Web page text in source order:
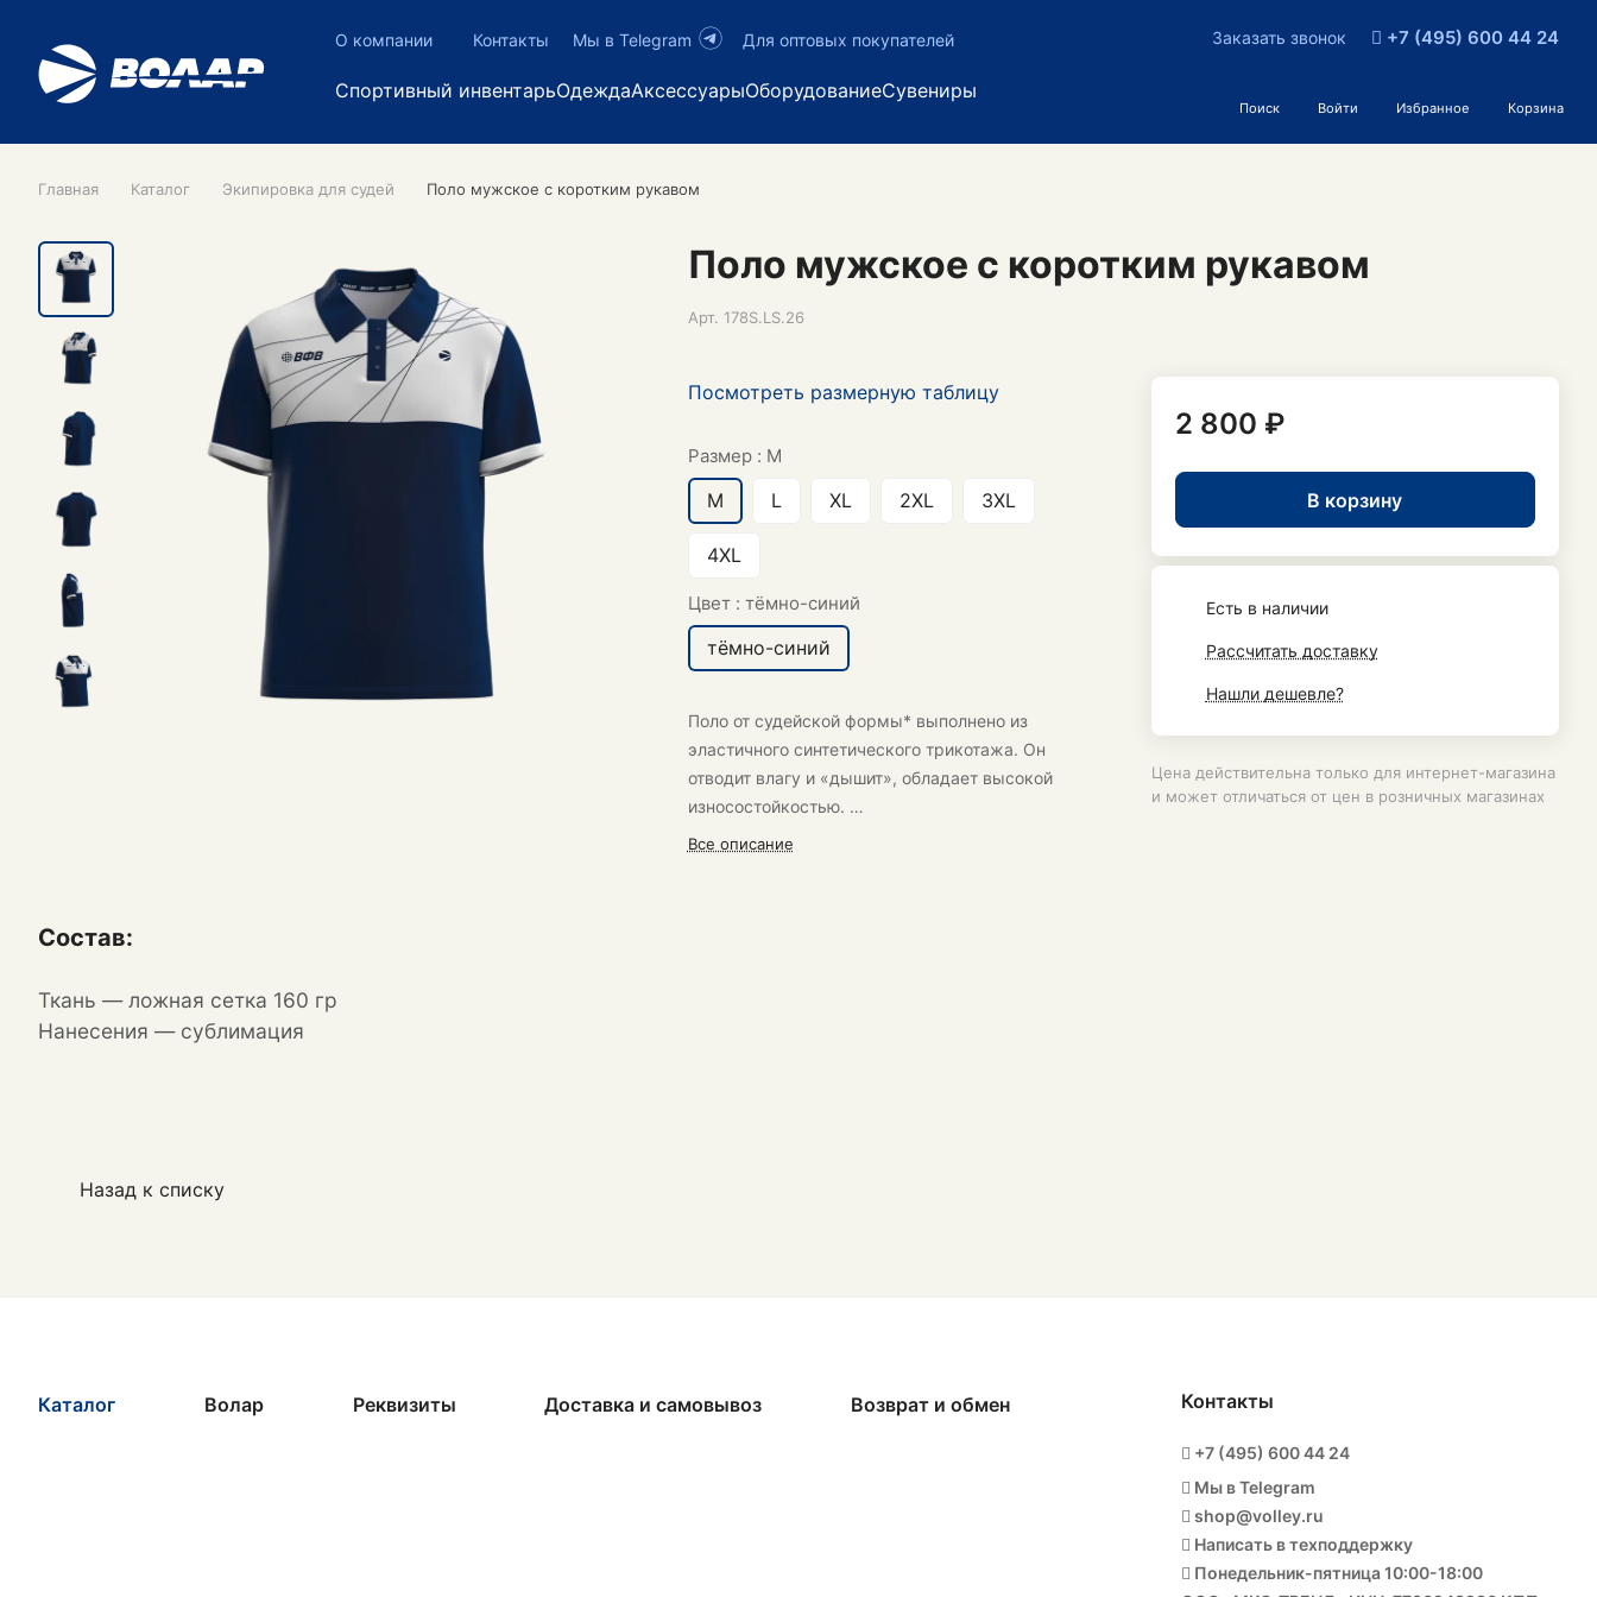
О компании Контакты Мы в Telegram Для оптовых покупателей
Спортивный инвентарьОдеждаАксессуарыОборудованиеСувениры
Заказать звонок +7 (495) 600 44 24
Поиск Войти Избранное Корзина
Главная Каталог Экипировка для судей Поло мужское с коротким рукавом
Поло мужское с коротким рукавом
Арт. 178S.LS.26
Посмотреть размерную таблицу
Размер : M
M L XL 2XL 3XL
4XL
Цвет : тёмно-синий
тёмно-синий
Поло от судейской формы* выполнено из
эластичного синтетического трикотажа. Он
отводит влагу и «дышит», обладает высокой
износостойкостью.
*Форма судей на официальных играх ВФВ
Все описание
2 800 ₽
В корзину
Есть в наличии
Рассчитать доставку
Нашли дешевле?
Цена действительна только для интернет-магазина
и может отличаться от цен в розничных магазинах
Состав:
Ткань — ложная сетка 160 гр
Нанесения — сублимация
Назад к списку
Каталог Волар Реквизиты Доставка и самовывоз Возврат и обмен Контакты
+7 (495) 600 44 24
Мы в Telegram
shop@volley.ru
Написать в техподдержку
Понедельник-пятница 10:00-18:00